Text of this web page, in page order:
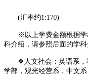
(汇率约1:170)
※以上学费金额根据学
科介绍，请参照后面的学
❖人文社会：英语系，
学部，观光经营系，中文